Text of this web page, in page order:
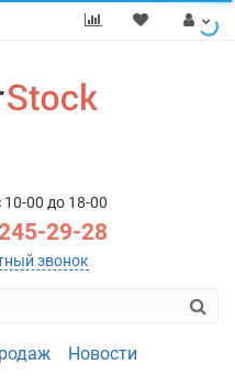
10-00 до 18-00
29-28
звонок
Новости